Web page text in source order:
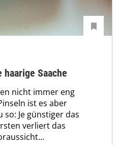
Saache
nicht immer eng
ist es aber
Je günstiger das
verliert das